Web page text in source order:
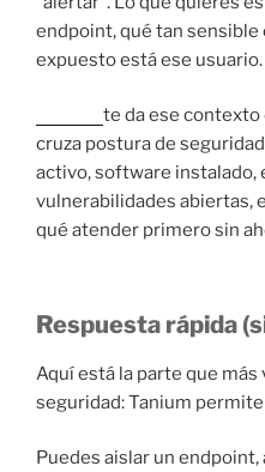
endpoint, qué tan sensible
expuesto está ese usuario.
te da ese
cruza postura de
activo, software instalado,
vulnerabilidades abiertas,
qué atender primero sin
Respuesta rápida
Aquí está la parte que
seguridad: Tanium permite
Puedes aislar un